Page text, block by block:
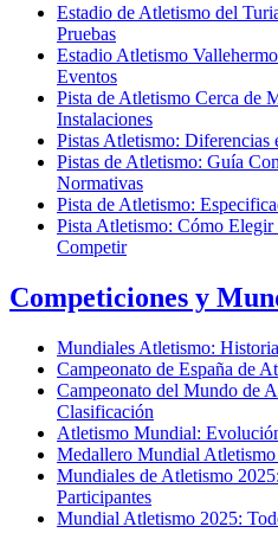
Estadio de Atletismo del
Pruebas
Estadio Atletismo
Eventos
Pista de Atletismo Cerca de
Instalaciones
Pistas Atletismo:
Pistas de Atletismo: Guía
Normativas
Pista de Atletismo:
Pista Atletismo: Cómo
Competir
Competiciones y
Mundiales Atletismo:
Campeonato de España de
Campeonato del Mundo de
Clasificación
Atletismo Mundial:
Medallero Mundial
Mundiales de Atletismo
Participantes
Mundial Atletismo 2025: